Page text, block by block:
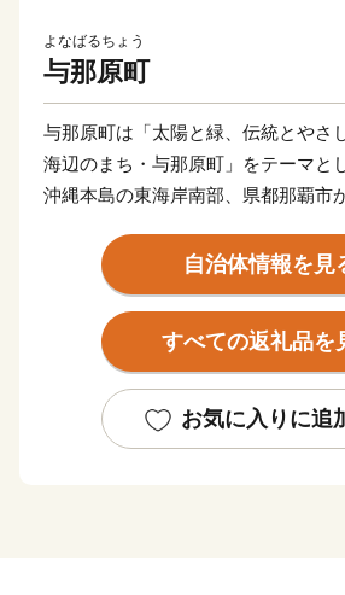
よなばるちょう
与那原町
与那原町は「太陽と緑、伝統とやさ
海辺のまち・与那原町」をテーマと
沖縄本島の東海岸南部、県都那覇市
と3市町村に隣接しております。
町の歴史は古く、沖縄最古の古謡集
中に「よなはる」や「よなはばま（
与那原町の伝統でもある「与那原大
自治体情報を見
すべての返礼品を
お気に入りに追